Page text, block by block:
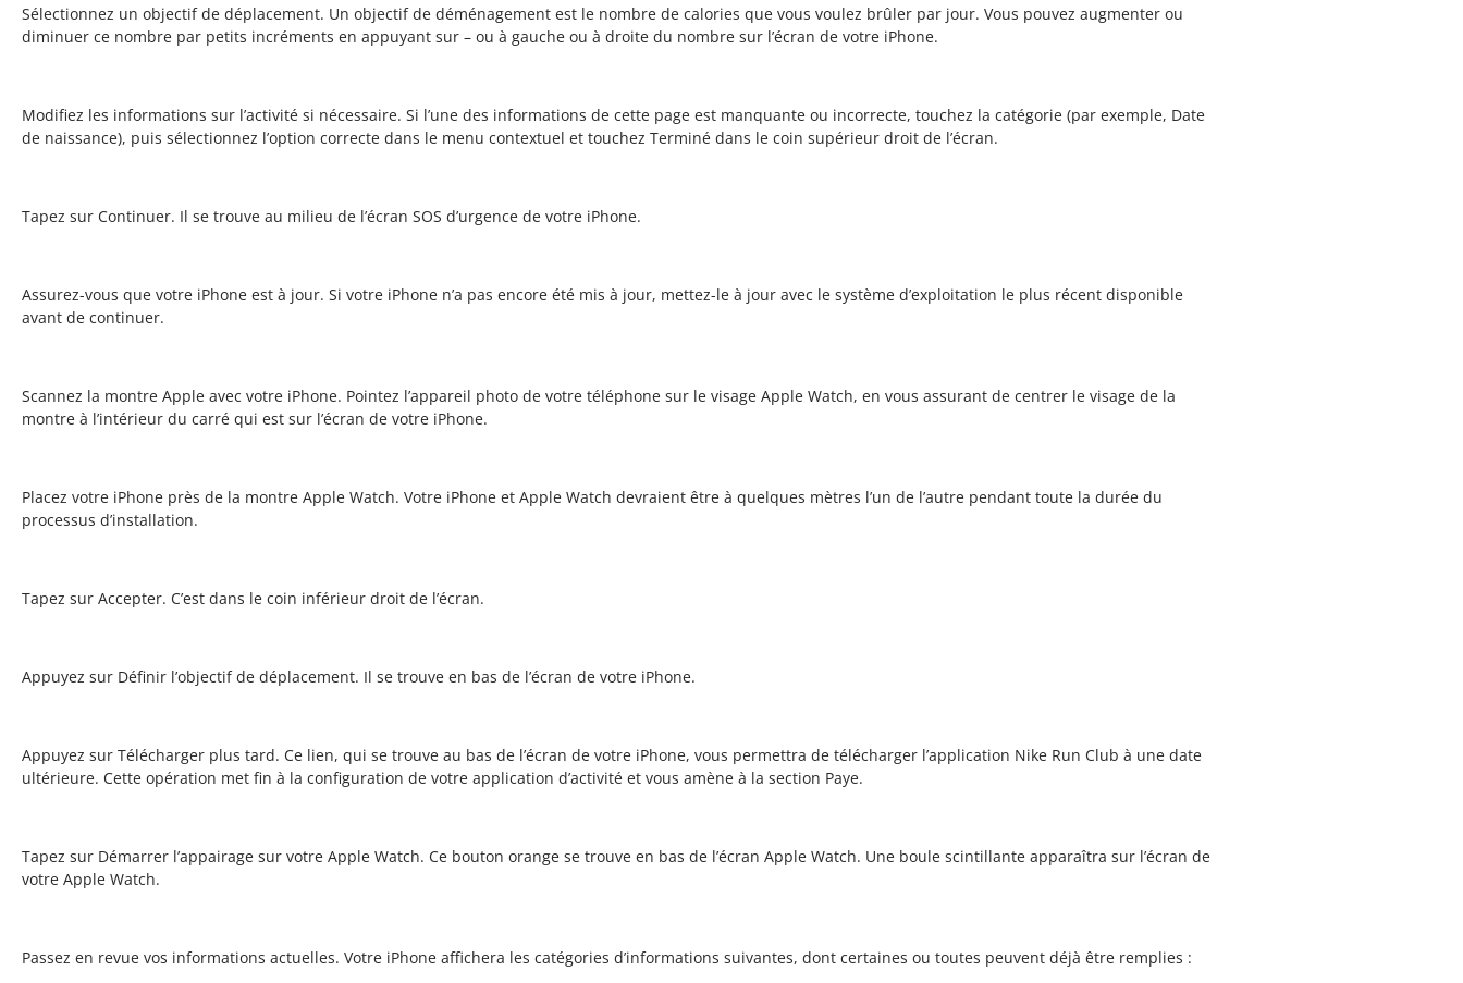
Sélectionnez un objectif de déplacement. Un objectif de déménagement est le nombre de calories que vous voulez brûler par jour. Vous pouvez augmenter ou
diminuer ce nombre par petits incréments en appuyant sur – ou à gauche ou à droite du nombre sur l’écran de votre iPhone.
Modifiez les informations sur l’activité si nécessaire. Si l’une des informations de cette page est manquante ou incorrecte, touchez la catégorie (par exemple, Date
de naissance), puis sélectionnez l’option correcte dans le menu contextuel et touchez Terminé dans le coin supérieur droit de l’écran.
Tapez sur Continuer. Il se trouve au milieu de l’écran SOS d’urgence de votre iPhone.
Assurez-vous que votre iPhone est à jour. Si votre iPhone n’a pas encore été mis à jour, mettez-le à jour avec le système d’exploitation le plus récent disponible
avant de continuer.
Scannez la montre Apple avec votre iPhone. Pointez l’appareil photo de votre téléphone sur le visage Apple Watch, en vous assurant de centrer le visage de la
montre à l’intérieur du carré qui est sur l’écran de votre iPhone.
Placez votre iPhone près de la montre Apple Watch. Votre iPhone et Apple Watch devraient être à quelques mètres l’un de l’autre pendant toute la durée du
processus d’installation.
Tapez sur Accepter. C’est dans le coin inférieur droit de l’écran.
Appuyez sur Définir l’objectif de déplacement. Il se trouve en bas de l’écran de votre iPhone.
Appuyez sur Télécharger plus tard. Ce lien, qui se trouve au bas de l’écran de votre iPhone, vous permettra de télécharger l’application Nike Run Club à une date
ultérieure. Cette opération met fin à la configuration de votre application d’activité et vous amène à la section Paye.
Tapez sur Démarrer l’appairage sur votre Apple Watch. Ce bouton orange se trouve en bas de l’écran Apple Watch. Une boule scintillante apparaîtra sur l’écran de
votre Apple Watch.
Passez en revue vos informations actuelles. Votre iPhone affichera les catégories d’informations suivantes, dont certaines ou toutes peuvent déjà être remplies :